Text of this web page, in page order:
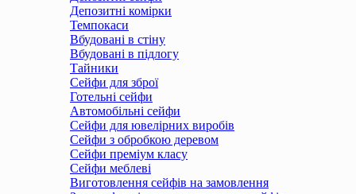
Депозитні комірки
Темпокаси
Вбудовані в стіну
Вбудовані в підлогу
Тайники
Сейфи для зброї
Готельні сейфи
Автомобільні сейфи
Сейфи для ювелірних виробів
Сейфи з обробкою деревом
Сейфи преміум класу
Сейфи меблеві
Виготовлення сейфів на замовлення